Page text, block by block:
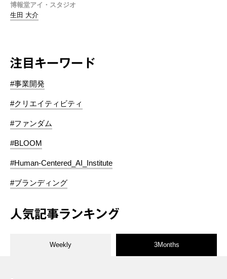
博報堂アイ・スタジオ
生田 大介
注目キーワード
#事業開発
#クリエイティビティ
#ファンダム
#BLOOM
#Human-Centered_AI_Institute
#ブランディング
人気記事ランキング
Weekly 3Months